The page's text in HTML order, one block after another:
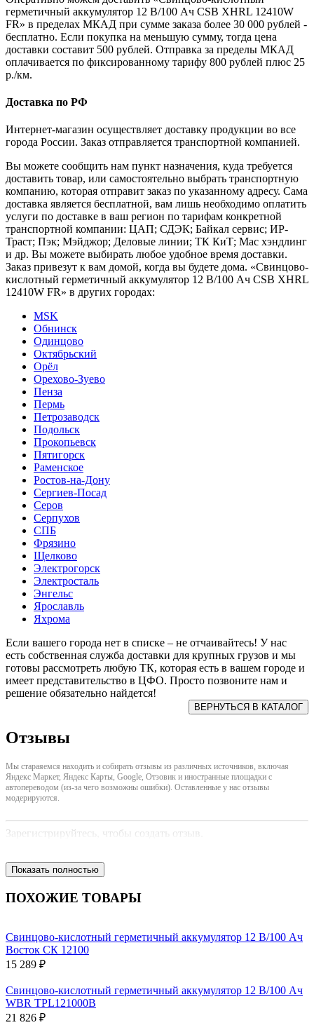
герметичный аккумулятор 12 В/100 Ач CSB XHRL 12410W
FR» в пределах МКАД при сумме заказа более 30 000 рублей -
бесплатно. Если покупка на меньшую сумму, тогда цена
доставки составит 500 рублей. Отправка за пределы МКАД
оплачивается по фиксированному тарифу 800 рублей плюс 25
р./км.
Доставка по РФ
Интернет-магазин осуществляет доставку продукции во все
города России. Заказ отправляется транспортной компанией.
Вы можете сообщить нам пункт назначения, куда требуется
доставить товар, или самостоятельно выбрать транспортную
компанию, которая отправит заказ по указанному адресу. Сама
доставка является бесплатной, вам лишь необходимо оплатить
услуги по доставке в ваш регион по тарифам конкретной
транспортной компании: ЦАП; СДЭК; Байкал сервис; ИР-
Траст; Пэк; Мэйджор; Деловые линии; ТК КиТ; Мас хэндлинг
и др. Вы можете выбирать любое удобное время доставки.
Заказ привезут к вам домой, когда вы будете дома. «Свинцово-
кислотный герметичный аккумулятор 12 В/100 Ач CSB XHRL
12410W FR» в других городах:
MSK
Обнинск
Одинцово
Октябрьский
Орёл
Орехово-Зуево
Пенза
Пермь
Петрозаводск
Подольск
Прокопьевск
Пятигорск
Раменское
Ростов-на-Дону
Сергиев-Посад
Серов
Серпухов
СПБ
Фрязино
Щелково
Электрогорск
Электросталь
Энгельс
Ярославль
Яхрома
Если вашего города нет в списке – не отчаивайтесь! У нас
есть собственная служба доставки для крупных грузов и мы
готовы рассмотреть любую ТК, которая есть в вашем городе и
имеет представительство в ЦФО. Просто позвоните нам и
решение обязательно найдется!
Отзывы
Мы стараяемся находить и собирать отзывы из различных источников, включая
Яндекс Маркет, Яндекс Карты, Google, Отзовик и иностранные площадки с
автопереводом (из-за чего возможны ошибки). Оставленные у нас отзывы
модерируются.
Зарегистрируйтесь, чтобы создать отзыв.
Показать полностью
ПОХОЖИЕ ТОВАРЫ
Свинцово-кислотный герметичный аккумулятор 12 В/100 Ач
Восток СК 12100
15 289 ₽
Свинцово-кислотный герметичный аккумулятор 12 В/100 Ач
WBR TPL121000B
21 826 ₽